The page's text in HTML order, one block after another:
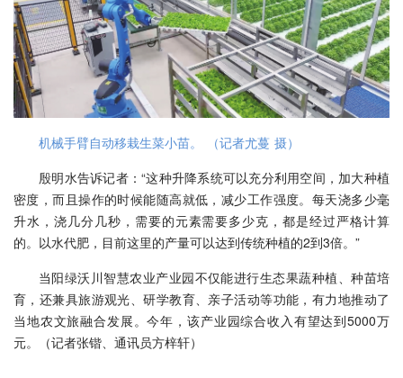
机械手臂自动移栽生菜小苗。 （记者尤蔓 摄）
殷明水告诉记者：“这种升降系统可以充分利用空间，加大种植
密度，而且操作的时候能随高就低，减少工作强度。每天浇多少毫
升水，浇几分几秒，需要的元素需要多少克，都是经过严格计算
的。以水代肥，目前这里的产量可以达到传统种植的2到3倍。”
当阳绿沃川智慧农业产业园不仅能进行生态果蔬种植、种苗培
育，还兼具旅游观光、研学教育、亲子活动等功能，有力地推动了
当地农文旅融合发展。今年，该产业园综合收入有望达到5000万
元。（记者张锴、通讯员方梓轩）